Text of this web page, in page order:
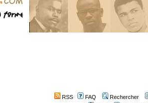
RSS FAQ
Rechercher